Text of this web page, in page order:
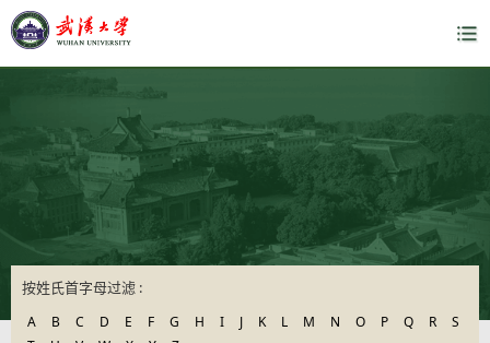
按姓氏首字母过滤 :
A B C D E F G H I J K L M N O P Q R
S